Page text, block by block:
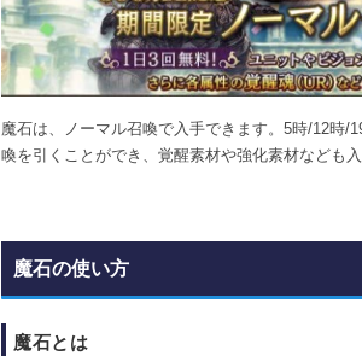
魔石は、ノーマル召喚で入手できます。5時/12時/
喚を引くことができ、覚醒素材や強化素材なども入
魔石の使い方
魔石とは